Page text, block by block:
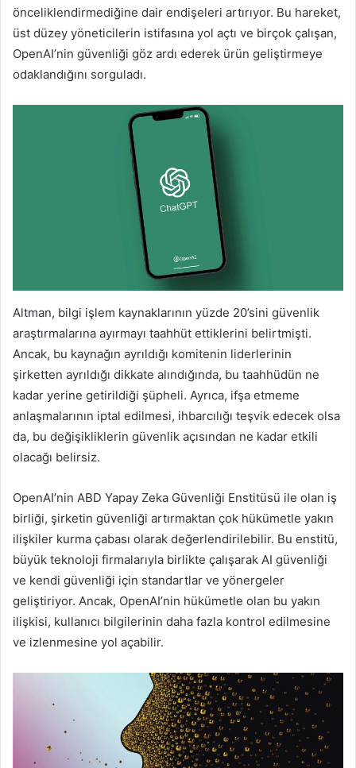
önceliklendirmediğine dair endişeleri artırıyor. Bu hareket,
üst düzey yöneticilerin istifasına yol açtı ve birçok çalışan,
OpenAI’nin güvenliği göz ardı ederek ürün geliştirmeye
odaklandığını sorguladı.
Altman, bilgi işlem kaynaklarının yüzde 20’sini güvenlik
araştırmalarına ayırmayı taahhüt ettiklerini belirtmişti.
Ancak, bu kaynağın ayrıldığı komitenin liderlerinin
şirketten ayrıldığı dikkate alındığında, bu taahhüdün ne
kadar yerine getirildiği şüpheli. Ayrıca, ifşa etmeme
anlaşmalarının iptal edilmesi, ihbarcılığı teşvik edecek olsa
da, bu değişikliklerin güvenlik açısından ne kadar etkili
olacağı belirsiz.
OpenAI’nin ABD Yapay Zeka Güvenliği Enstitüsü ile olan iş
birliği, şirketin güvenliği artırmaktan çok hükümetle yakın
ilişkiler kurma çabası olarak değerlendirilebilir. Bu enstitü,
büyük teknoloji firmalarıyla birlikte çalışarak AI güvenliği
ve kendi güvenliği için standartlar ve yönergeler
geliştiriyor. Ancak, OpenAI’nin hükümetle olan bu yakın
ilişkisi, kullanıcı bilgilerinin daha fazla kontrol edilmesine
ve izlenmesine yol açabilir.